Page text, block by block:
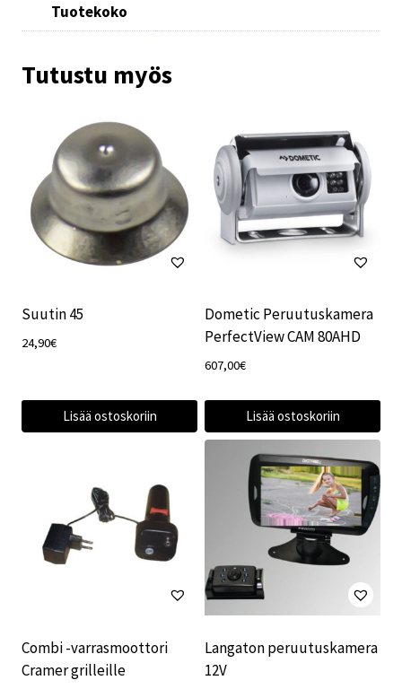
Tuotekoko
Tutustu myös
Suutin 45
24,90€
Lisää ostoskoriin
Dometic Peruutuskamera
PerfectView CAM 80AHD
607,00€
Lisää ostoskoriin
Combi -varrasmoottori
Cramer grilleille
Langaton peruutuskamera
12V